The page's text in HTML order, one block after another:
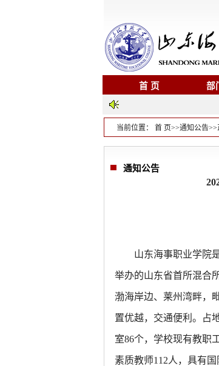
首 页 部
当前位置： 首 页>>通知公告>>
通知公告
山东海事职业学院
举办的山东省首所混合
渤海岸边、莱州湾畔，
置优越，交通便利。占
室86个，学校现有教职
素质教师112人，具有